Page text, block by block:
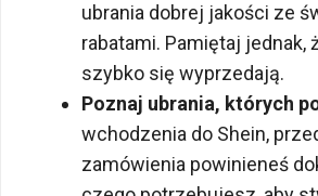
ubrania dobrej jakości ze
rabatami. Pamiętaj jednak,
szybko się wyprzedają.
Poznaj ubrania, których
wchodzenia do Shein,
zamówienia powinieneś